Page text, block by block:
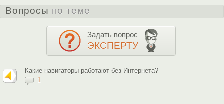
Вопросы по теме
Задать вопрос
ЭКСПЕРТУ
Какие навигаторы работают без Интернета?
1